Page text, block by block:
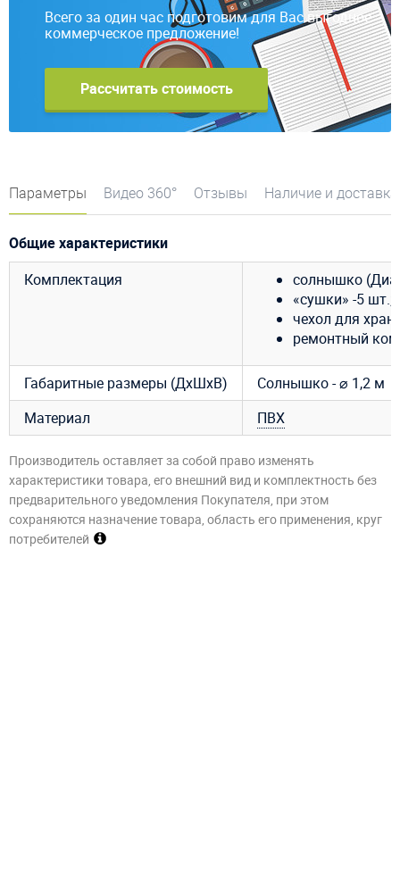
Всего за один час подготовим для Вас выгодное
коммерческое предложение!
Рассчитать стоимость
Параметры Видео 360° Отзывы Наличие и доставка
Общие характеристики
Комплектация
солнышко
«сушки» -5 шт.;
чехол для
ремонтный
Габаритные размеры (ДхШхВ)
Солнышко - ⌀ 1,2 м
Материал
ПВХ
Производитель оставляет за собой право изменять
характеристики товара, его внешний вид и комплектность без
предварительного уведомления Покупателя, при этом
сохраняются назначение товара, область его применения, круг
потребителей